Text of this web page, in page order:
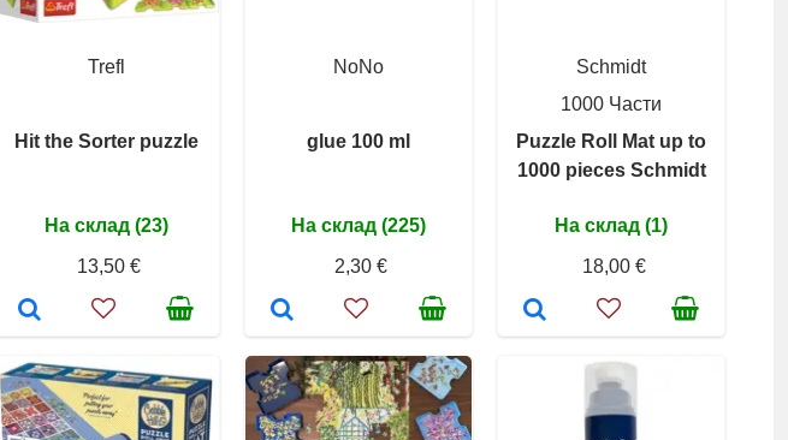
Trefl
Hit the Sorter puzzle
На склад (23)
13,50 €
NoNo
glue 100 ml
На склад (225)
2,30 €
Schmidt
1000 Части
Puzzle Roll Mat up to
1000 pieces Schmidt
На склад (1)
18,00 €